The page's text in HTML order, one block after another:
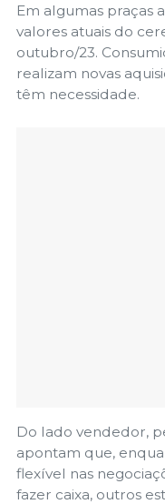
Em algumas praças
valores atuais do
outubro/23.
realizam novas
têm necessidade.
Do lado vendedor,
apontam que,
flexível nas
fazer caixa, outros